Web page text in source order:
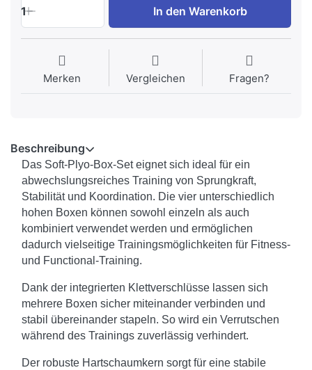
1 In den Warenkorb
Merken Vergleichen Fragen?
Beschreibung
Das Soft-Plyo-Box-Set eignet sich ideal für ein
abwechslungsreiches Training von Sprungkraft,
Stabilität und Koordination. Die vier unterschiedlich
hohen Boxen können sowohl einzeln als auch
kombiniert verwendet werden und ermöglichen
dadurch vielseitige Trainingsmöglichkeiten für Fitness-
und Functional-Training.
Dank der integrierten Klettverschlüsse lassen sich
mehrere Boxen sicher miteinander verbinden und
stabil übereinander stapeln. So wird ein Verrutschen
während des Trainings zuverlässig verhindert.
Der robuste Hartschaumkern sorgt für eine stabile